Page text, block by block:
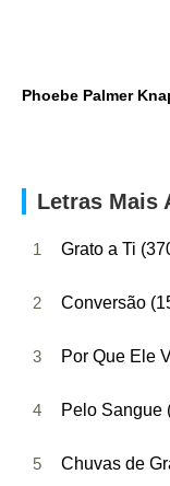
Phoebe Palmer
Letras Mais
1 Grato a Ti
2 Conversão
3 Por Que Ele
4 Pelo Sangue
5 Chuvas de